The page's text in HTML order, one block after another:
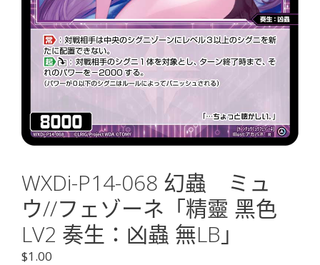
WXDi-P14-068 幻蟲 ミュ
ウ//フェゾーネ「精靈 黑色
LV2 奏生：凶蟲 無LB」
$1.00